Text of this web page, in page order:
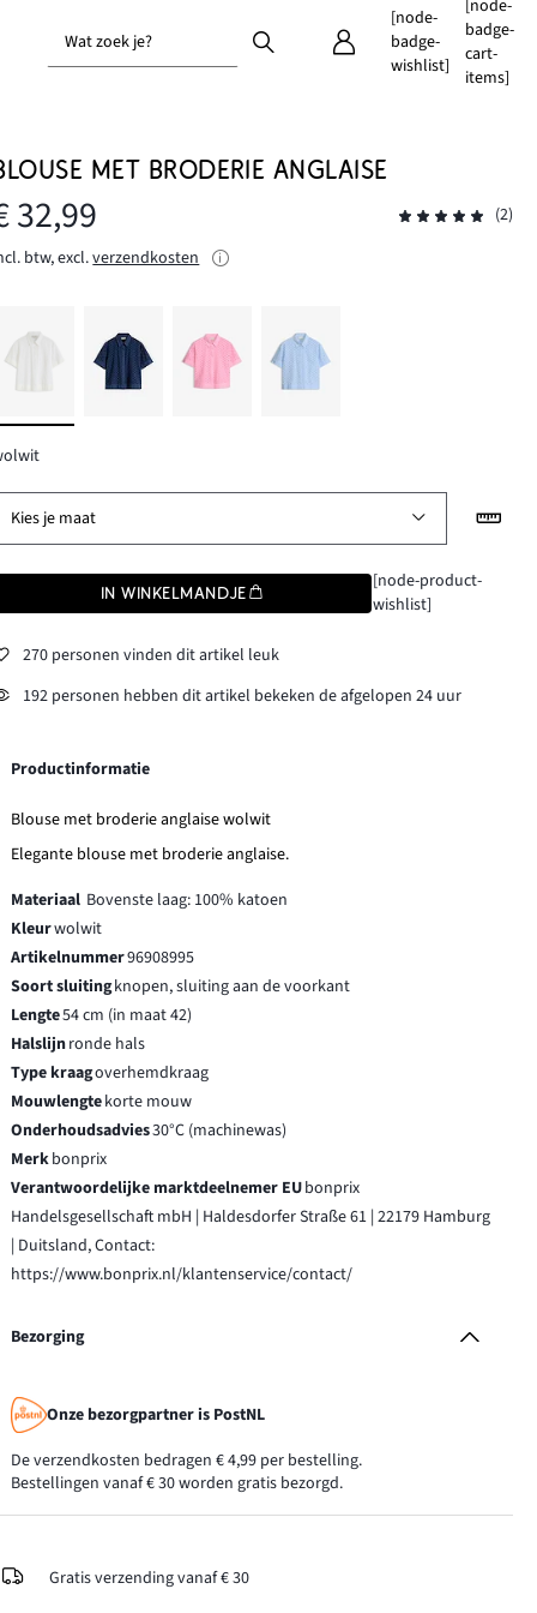
Wat zoek je?
[node-
badge-
wishlist]
[node-
badge-
cart-
items]
MET BRODERIE ANGLAISE
32,99
(2)
btw, excl.verzendkosten
Kies je maat
IN WINKELMANDJE
[node-product-
wishlist]
270 personen vinden dit artikel leuk
192 personen hebben dit artikel bekeken de afgelopen 24 uur
Productinformatie
Blouse met broderie anglaise wolwit
Elegante blouse met broderie anglaise.
Materiaal Bovenste laag: 100% katoen
Kleurwolwit
Artikelnummer96908995
Soort sluitingknopen, sluiting aan de voorkant
Lengte54 cm (in maat 42)
Halslijnronde hals
Type kraagoverhemdkraag
Mouwlengtekorte mouw
Onderhoudsadvies30°C (machinewas)
Merkbonprix
Verantwoordelijke marktdeelnemer EUbonprix
Handelsgesellschaft mbH | Haldesdorfer Straße 61 | 22179 Hamburg
| Duitsland, Contact:
https://www.bonprix.nl/klantenservice/contact/
Bezorging
Onze bezorgpartner is PostNL
De verzendkosten bedragen € 4,99 per bestelling.
Bestellingen vanaf € 30 worden gratis bezorgd.
Gratis verzending vanaf € 30